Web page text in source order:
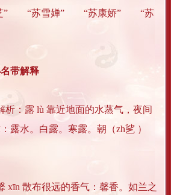
” “苏雪婵” “苏康娇” “苏
带解释
析：露 lù 靠近地面的水蒸气，夜间
露水。白露。寒露。朝（zh乷 ）
xīn 散布很远的香气：馨香。如兰之